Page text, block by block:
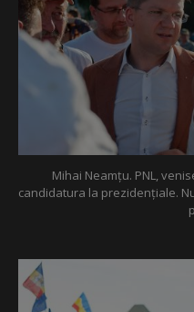
Mihai Neamțu. PNL,
candidatura la prezidențiale.